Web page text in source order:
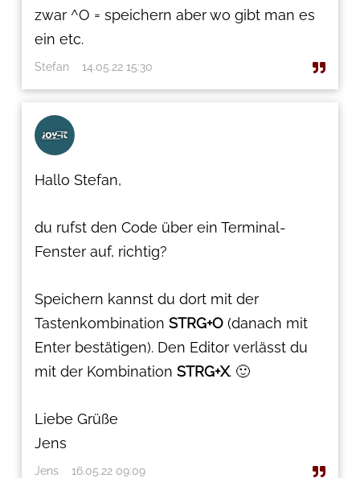
zwar ^O = speichern aber wo gibt man es
ein etc.
Stefan 14.05.22 15:30
Hallo Stefan,
du rufst den Code über ein Terminal-
Fenster auf, richtig?
Speichern kannst du dort mit der
TastenkombinationSTRG+O (danach mit
Enter bestätigen). Den Editor verlässt du
mit der KombinationSTRG+X. 🙂
Liebe Grüße
Jens
Jens 16.05.22 09:09